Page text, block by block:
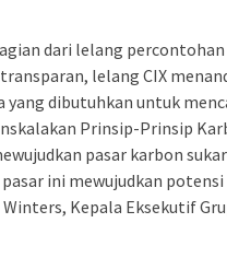
dari lelang percontohan
lelang CIX
dibutuhkan untuk
Prinsip-Prinsip
pasar karbon
ini mewujudkan
Kepala Eksekutif